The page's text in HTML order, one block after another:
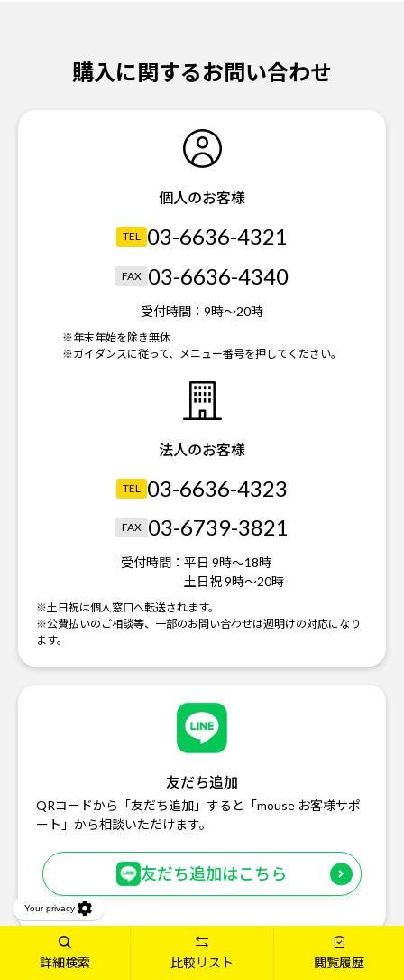
詳細検索 比較リスト 閲覧履歴
購入に関するお問い合わせ
個人のお客様
TEL 03-6636-4321
FAX 03-6636-4340
受付時間： 9時～20時
※年末年始を除き無休
※ガイダンスに従って、メニュー番号を押してください。
法人のお客様
TEL 03-6636-4323
FAX 03-6739-3821
受付時間： 平日 9時～18時
土日祝 9時～20時
※土日祝は個人窓口へ転送されます。
※公費払いのご相談等、一部のお問い合わせは週明けの対応になり
ます。
友だち追加
QRコードから「友だち追加」すると「mouse お客様サポ
ート」から相談いただけます。
友だち追加はこちら